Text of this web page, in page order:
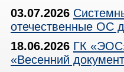
03.07.2026
отечественные ОС
18.06.2026 ГК
«Весенний